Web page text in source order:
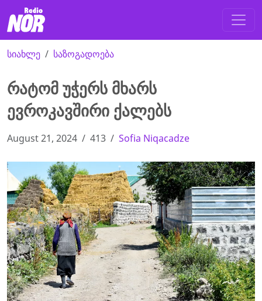
სიახლე საზოგადოება
რატომ უჭერს მხარს
ევროკავშირი ქალებს
August 21, 2024 413 Sofia Niqacadze